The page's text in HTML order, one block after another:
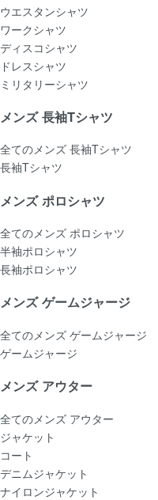
ウエスタンシャツ
ワークシャツ
ディスコシャツ
ドレスシャツ
ミリタリーシャツ
メンズ 長袖Tシャツ
全てのメンズ 長袖Tシャツ
長袖Tシャツ
メンズ ポロシャツ
全てのメンズ ポロシャツ
半袖ポロシャツ
長袖ポロシャツ
メンズ ゲームジャージ
全てのメンズ ゲームジャージ
ゲームジャージ
メンズ アウター
全てのメンズ アウター
ジャケット
コート
デニムジャケット
ナイロンジャケット